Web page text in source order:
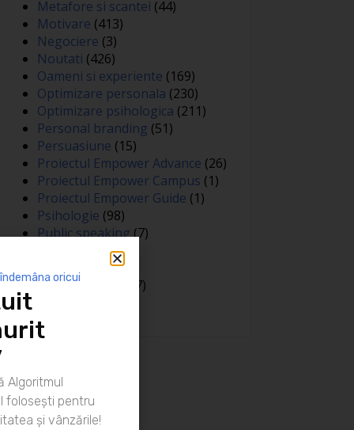
Metafore si scantei (44)
Motivare (413)
Negociere (3)
Noutati (426)
Oameni si experiente (169)
Optimizare personala (230)
Optimizare psihologica (211)
Personal branding (51)
Persuasiune (15)
Proiectul Empower Advance (26)
Proiectul Empower Campus (1)
Proiectul Empower Guide (1)
Psihologie (98)
Public speaking(7)
(81)
Spiritualitate
(127)
oricui
Algoritmul
folosești pentru
și vânzările!